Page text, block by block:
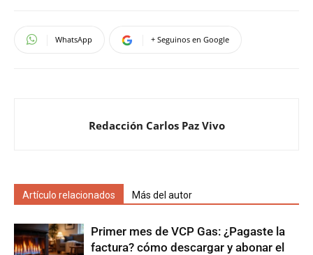
WhatsApp + Seguinos en Google
Redacción Carlos Paz Vivo
Artículo relacionados Más del autor
Primer mes de VCP Gas: ¿Pagaste la
factura? cómo descargar y abonar el